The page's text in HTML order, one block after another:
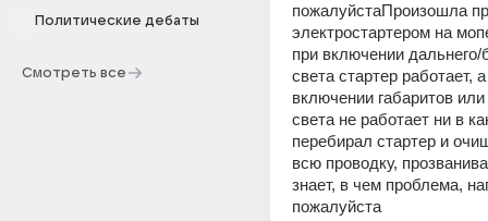
Политические дебаты
Смотреть все
пожалуйстаПроизошла
электростартером на
при включении дальнего/
света стартер работает,
включении габаритов
света не работает ни в
перебирал стартер и
всю проводку,
знает, в чем проблема,
пожалуйста